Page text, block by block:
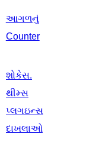
આગળનું
Counter
શોકેસ.
થીમ્સ
પ્લગઇન્સ
દાખલાઓ